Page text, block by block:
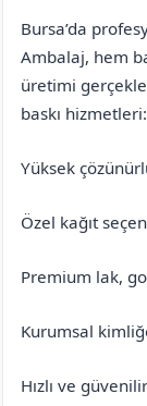
Bursa’da
Ambalaj, hem
üretimi
baskı hizmetleri:
Yüksek
Özel kağıt
Premium lak,
Kurumsal
Hızlı ve